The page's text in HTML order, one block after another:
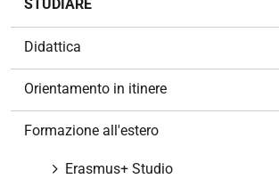
STUDIARE
Didattica
Orientamento in itinere
Formazione all'estero
Erasmus+ Studio